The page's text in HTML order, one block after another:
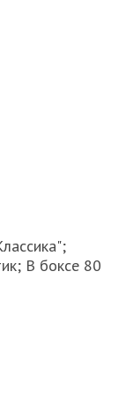
В боксе 80